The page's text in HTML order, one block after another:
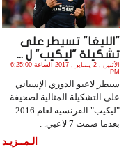
"الليغا" تسيطر على
تشكيلة "ليكيب" ل ...
الأثنين , 2 يـنـاير , 2017 الساعة 6:25:00
PM
سيطر لاعبو الدوري الإسباني
على التشكيلة المثالية لصحيفة
"ليكيب" الفرنسية لعام 2016
بعدما ضمت 7 لاعبي. .
الـمــزيـد